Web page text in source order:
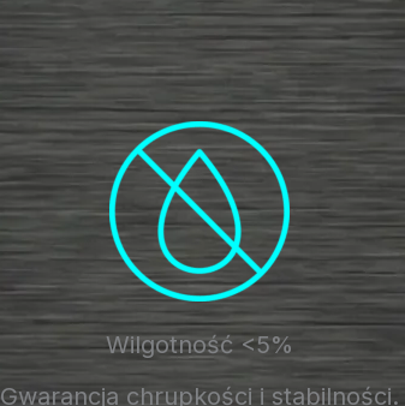
Wilgotność <5%
Gwarancja chrupkości i stabilności.